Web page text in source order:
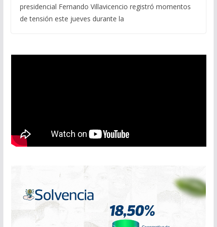
presidencial Fernando Villavicencio registró momentos
de tensión este jueves durante la